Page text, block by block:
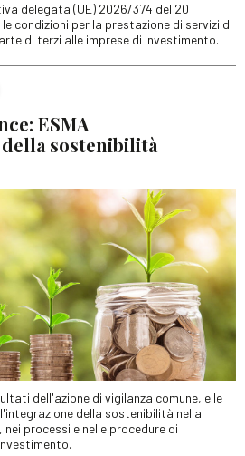
delegata (UE) 2026/374 del 20
condizioni per la prestazione di servizi di
di terzi alle imprese di investimento.
ESMA
sostenibilità
dell'azione di vigilanza comune, e le
della sostenibilità nella
processi e nelle procedure di